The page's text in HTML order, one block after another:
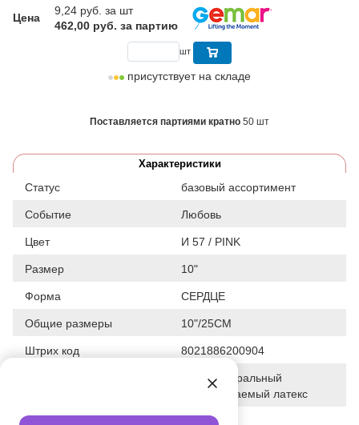
Цена
9,24 руб. за шт
462,00 руб. за партию
шт
присутствует на складе
Поставляется партиями кратно 50 шт
Характеристики
Статус базовый ассортимент
Событие Любовь
Цвет И 57 / PINK
Размер 10"
Форма СЕРДЦЕ
Общие размеры 10"/25СМ
Штрих код 8021886200904
100% натуральный
биоразлагаемый латекс